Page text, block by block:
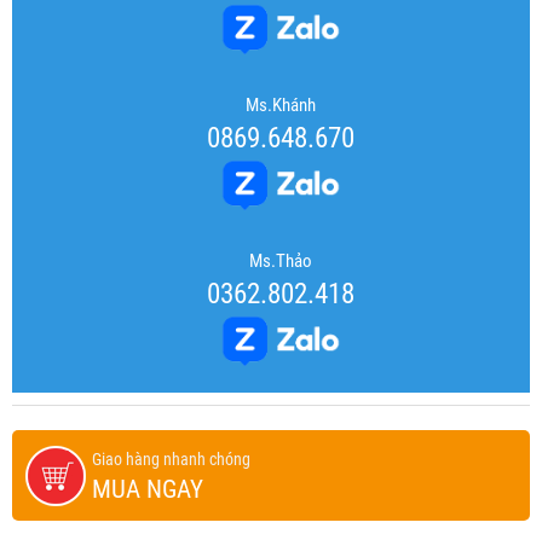
Ms.Khánh
0869.648.670
Ms.Thảo
0362.802.418
Giao hàng nhanh chóng
MUA NGAY